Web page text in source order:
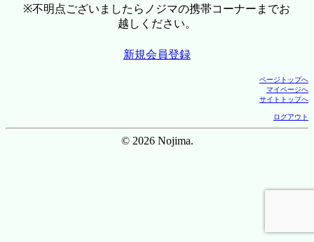
※不明点ございましたらノジマの携帯コーナーまでお
越しください。
新規会員登録
ページトップへ
マイページへ
サイトトップへ
ログアウト
© 2026 Nojima.